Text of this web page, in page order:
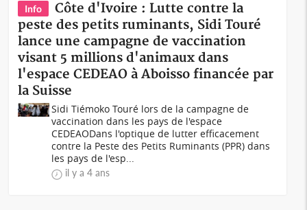
Info
Côte d'Ivoire : Lutte contre la
peste des petits ruminants, Sidi Touré
lance une campagne de vaccination
visant 5 millions d'animaux dans
l'espace CEDEAO à Aboisso financée par
la Suisse
Sidi Tiémoko Touré lors de la campagne de
vaccination dans les pays de l'espace
CEDEAODans l'optique de lutter efficacement
contre la Peste des Petits Ruminants (PPR) dans
les pays de l'esp...
il y a 4 ans